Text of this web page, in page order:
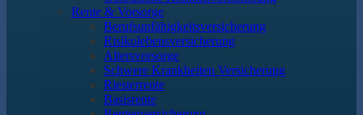
Rente & Vorsorge
Berufs­unfähigkeitsversicherung
Risikolebensversicherung
Altersvorsorge
Schwere Krankheiten Versicherung
Riesterrente
Basisrente